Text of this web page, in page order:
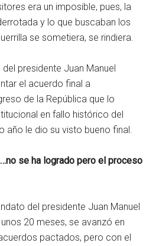
era un imposible, pues, la
y lo que buscaban los
se sometiera, se rindiera.
presidente Juan Manuel
el acuerdo final a
de la República que lo
en fallo histórico del
año le dio su visto bueno final.
se ha logrado pero el proceso
del presidente Juan Manuel
20 meses, se avanzó en
pactados, pero con el